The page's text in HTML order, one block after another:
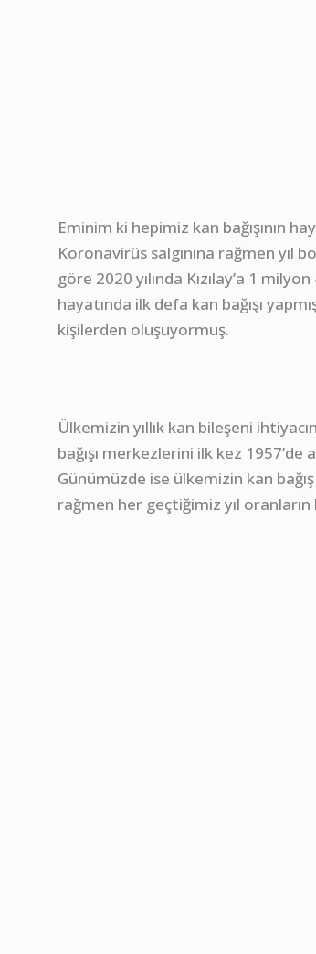
Eminim ki hepimiz kan bağışının
Koronavirüs salgınına rağmen yıl
göre 2020 yılında Kızılay’a 1
hayatında ilk defa kan bağışı
kişilerden oluşuyormuş.
Ülkemizin yıllık kan bileşeni
bağışı merkezlerini ilk kez 1957’de
Günümüzde ise ülkemizin kan
rağmen her geçtiğimiz yıl